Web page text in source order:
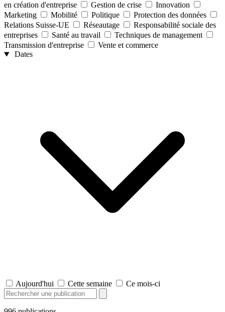
en création d'entreprise
Gestion de crise
Innovation
Marketing
Mobilité Politique
Protection des données
Relations Suisse-UE
Réseautage
Responsabilité sociale des
entreprises
Santé au travail
Techniques de management
Transmission d'entreprise
Vente et commerce
Dates
Aujourd'hui Cette semaine Ce mois-ci